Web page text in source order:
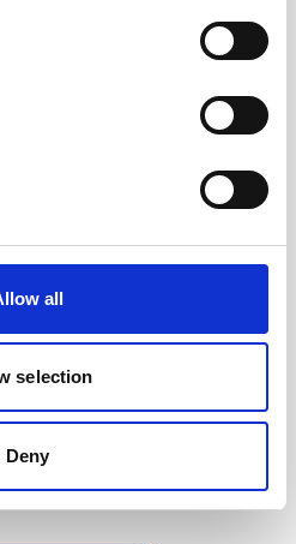
all
selection
Deny